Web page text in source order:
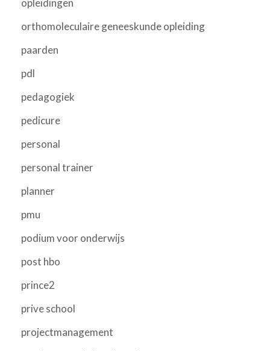
orthomoleculaire geneeskunde opleiding
paarden
pdl
pedagogiek
pedicure
personal
personal trainer
planner
pmu
podium voor onderwijs
post hbo
prince2
prive school
projectmanagement